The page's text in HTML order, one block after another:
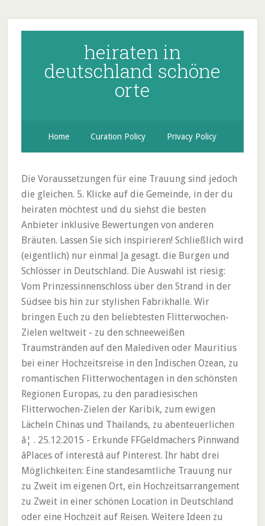
heiraten in
deutschland schöne
orte
Home Curation Policy Privacy Policy
Die Voraussetzungen für eine Trauung sind jedoch
die gleichen. 5. Klicke auf die Gemeinde, in der du
heiraten möchtest und du siehst die besten
Anbieter inklusive Bewertungen von anderen
Bräuten. Lassen Sie sich inspirieren! Schließlich wird
(eigentlich) nur einmal Ja gesagt. die Burgen und
Schlösser in Deutschland. Die Auswahl ist riesig:
Vom Prinzessinnenschloss über den Strand in der
Südsee bis hin zur stylishen Fabrikhalle. Wir
bringen Euch zu den beliebtesten Flitterwochen-
Zielen weltweit - zu den schneeweißen
Traumstränden auf den Malediven oder Mauritius
bei einer Hochzeitsreise in den Indischen Ozean, zu
romantischen Flitterwochentagen in den schönsten
Regionen Europas, zu den paradiesischen
Flitterwochen-Zielen der Karibik, zum ewigen
Lächeln Chinas und Thailands, zu abenteuerlichen
â¦ . 25.12.2015 - Erkunde FFGeldmachers Pinnwand
âPlaces of interestâ auf Pinterest. Ihr habt drei
Möglichkeiten: Eine standesamtliche Trauung nur
zu Zweit im eigenen Ort, ein Hochzeitsarrangement
zu Zweit in einer schönen Location in Deutschland
oder eine Hochzeit auf Reisen. Weitere Ideen zu